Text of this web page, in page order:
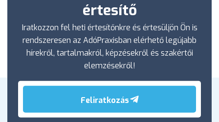
értesítő
Iratkozzon fel heti értesítőnkre és értesüljön Ön is
rendszeresen az AdóPraxisban elérhető legújabb
hírekről, tartalmakról, képzésekről és szakértői
elemzésekről!
Feliratkozás